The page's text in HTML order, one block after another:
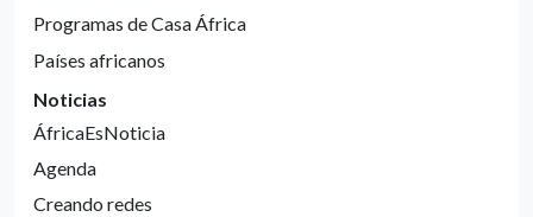
Programas de Casa África
Países africanos
Noticias
ÁfricaEsNoticia
Agenda
Creando redes